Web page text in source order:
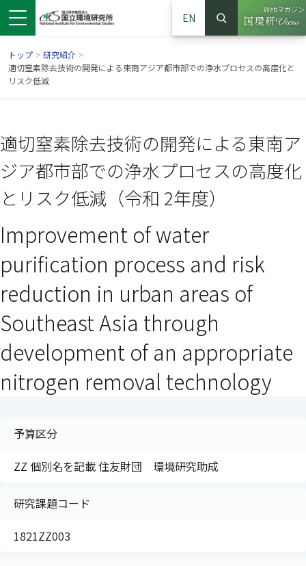
ドウで開きます）
ンドウで開きます）
ウインドウで開きます）
EN
サイト内検索
検索
Webマガジン
（別ウイ
トップ > 研究紹介 >
適切窒素除去技術の開発による東南アジア都市部での浄水プロセスの高度化と
リスク低減
適切窒素除去技術の開発による東南ア
ジア都市部での浄水プロセスの高度化
とリスク低減（令和 2年度）
Improvement of water
purification process and risk
reduction in urban areas of
Southeast Asia through
development of an appropriate
nitrogen removal technology
予算区分
ZZ 個別名を記載 住友財団 環境研究助成
研究課題コード
1821ZZ003